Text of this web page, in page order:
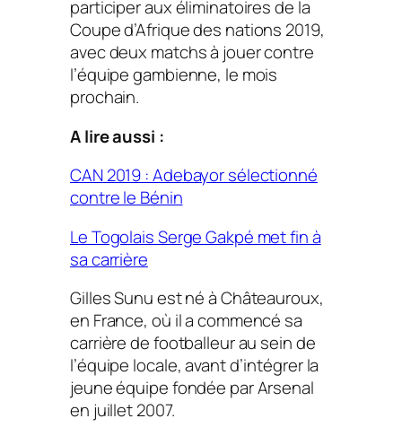
participer aux éliminatoires de la
Coupe d’Afrique des nations 2019,
avec deux matchs à jouer contre
l’équipe gambienne, le mois
prochain.
A lire aussi :
CAN 2019 : Adebayor sélectionné
contre le Bénin
Le Togolais Serge Gakpé met fin à
sa carrière
Gilles Sunu est né à Châteauroux,
en France, où il a commencé sa
carrière de footballeur au sein de
l’équipe locale, avant d’intégrer la
jeune équipe fondée par Arsenal
en juillet 2007.